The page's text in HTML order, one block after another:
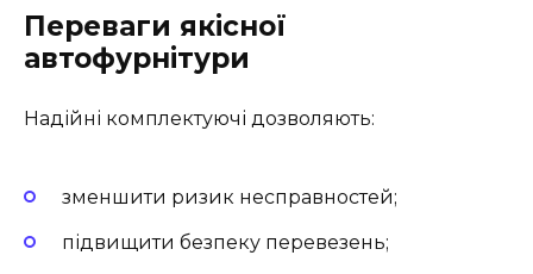
Переваги якісної
автофурнітури
Надійні комплектуючі дозволяють:
зменшити ризик несправностей;
підвищити безпеку перевезень;